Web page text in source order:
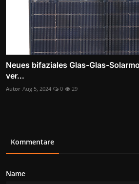
Neues bifaziales Glas-Glas-
ver...
Autor Aug 5, 2024 0 29
Kommentare
Name